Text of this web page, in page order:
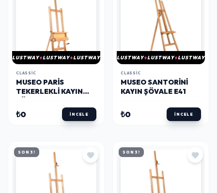
LUSTWAY LUSTWAY LUSTWAY
CLASSIC
MUSEO PARIS
TEKERLEKLI KAYIN
₺0 İNCELE
LUSTWAY LUSTWAY LUSTWAY
CLASSIC
MUSEO SANTORINI
KAYIN ŞÖVALE E41
₺0 İNCELE
SON 3! SON 3!